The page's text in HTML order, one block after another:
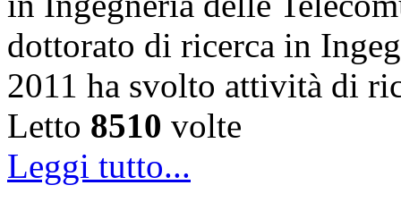
dottorato di ricerca in
2011 ha svolto attività di
Letto 8510 volte
Leggi tutto...